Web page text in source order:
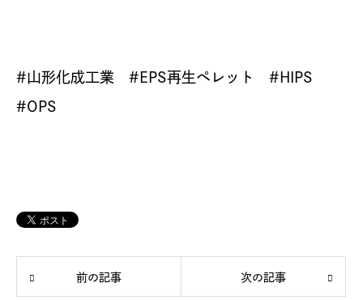
#山形化成工業 #EPS再生ペレット #HIPS
#OPS
前の記事 次の記事